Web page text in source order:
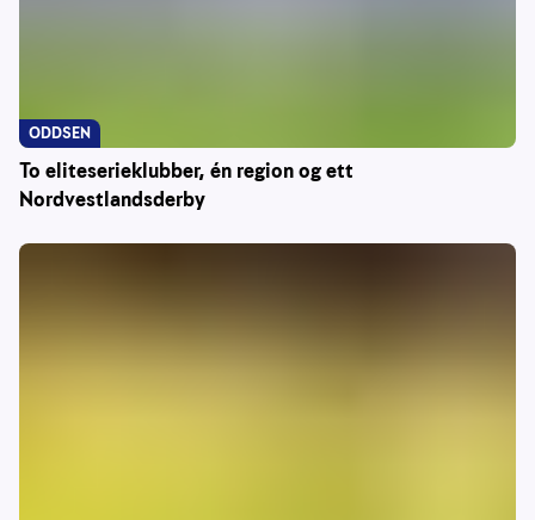
To eliteserieklubber, én region og ett
Nordvestlandsderby
ODDSEN